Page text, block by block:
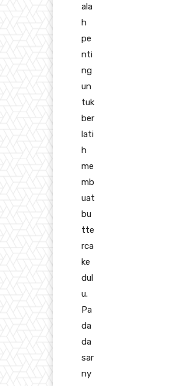
ala
h
pe
nti
ng
un
tuk
ber
lati
h
me
mb
uat
bu
tte
rca
ke
dul
u.
Pa
da
da
sar
ny